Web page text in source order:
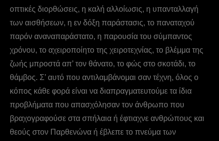
οπτικές διορθώσεις, η καλή αλλοίωσις, η υπανταλλαγή
των αισθήσεων, η εν δόξη παράστασις, το παναταχού
παρόν αναναπαράστατο, η παρουσία του σύμπαντος
χρόνου, το αχειροποίητο της χειροτεχνίας, το βλέμμα της
ζωής μπροστά απ’ τον θάνατο, το φώς στο σκοτάδι, το
θάμβος. Σ’ αυτό που αντιλαμβάνομαι σαν τέχνη, όλος ο
κόπος κάθε φορά είναι να διαπραγματευτούμε τα ίδια
προβλήματα που απασχόλησαν τον άνθρωπο που
βραχογραφούσε στα σπήλαια ή έφτιαχνε ανθρώπους και
θεούς στον Παρθενώνα ή έβλεπε το πνεύμα των